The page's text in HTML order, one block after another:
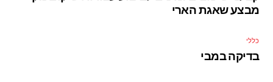
מבצע שאגת הארי
כללי
בדיקה במבי